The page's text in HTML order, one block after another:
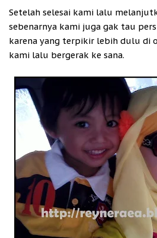
Setelah selesai kami lalu
sebenarnya kami juga gak tau
karena yang terpikir lebih dulu di
kami lalu bergerak ke sana.